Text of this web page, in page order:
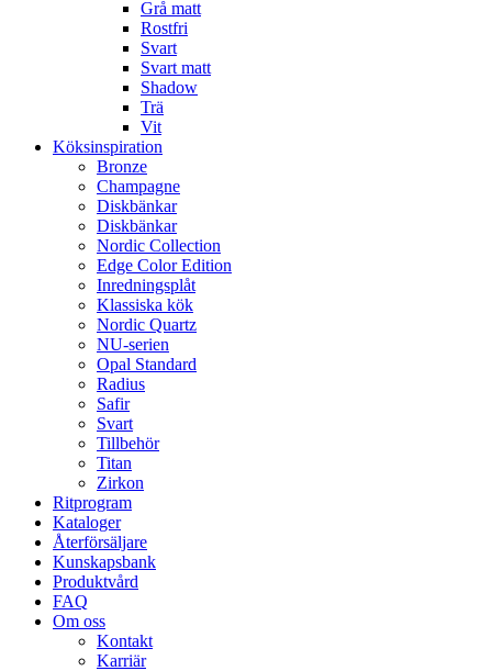
Grå matt
Rostfri
Svart
Svart matt
Shadow
Trä
Vit
Köksinspiration
Bronze
Champagne
Diskbänkar
Diskbänkar
Nordic Collection
Edge Color Edition
Inredningsplåt
Klassiska kök
Nordic Quartz
NU-serien
Opal Standard
Radius
Safir
Svart
Tillbehör
Titan
Zirkon
Ritprogram
Kataloger
Återförsäljare
Kunskapsbank
Produktvård
FAQ
Om oss
Kontakt
Karriär